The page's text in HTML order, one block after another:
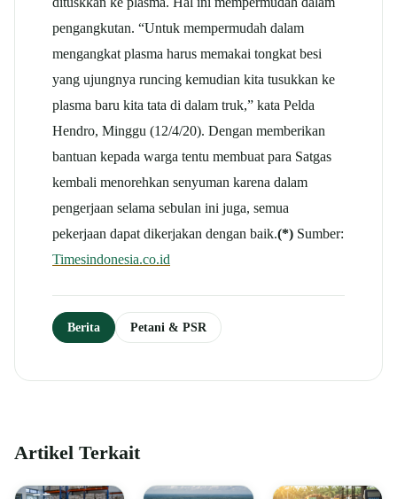
pengangkutan. “Untuk mempermudah dalam
mengangkat plasma harus memakai tongkat besi
yang ujungnya runcing kemudian kita tusukkan ke
plasma baru kita tata di dalam truk,” kata Pelda
Hendro, Minggu (12/4/20). Dengan memberikan
bantuan kepada warga tentu membuat para Satgas
kembali menorehkan senyuman karena dalam
pengerjaan selama sebulan ini juga, semua
pekerjaan dapat dikerjakan dengan baik.(*) Sumber:
Timesindonesia.co.id
Berita Petani & PSR
Artikel Terkait